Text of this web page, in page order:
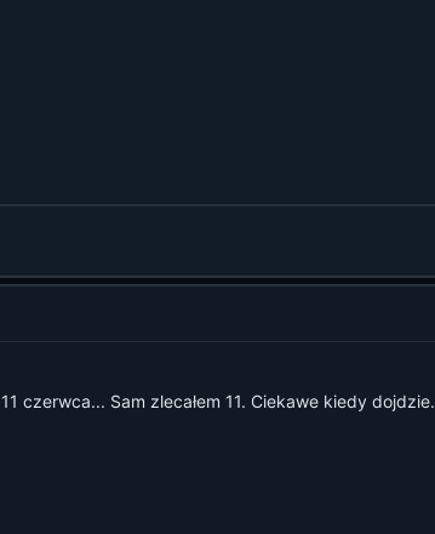
czerwca... Sam zlecałem 11. Ciekawe kiedy dojdzie.